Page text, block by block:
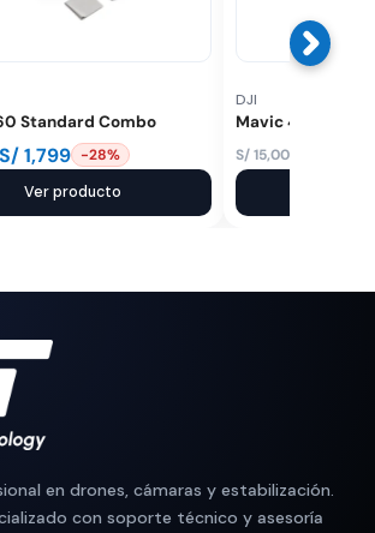
Standard Combo
S/1,799 -28%
Ver producto
DJI
Mavic 4 Pro (RC
S/15,000
El
original
El
actual
en drones, cámaras y estabilización.
con soporte técnico y asesoría